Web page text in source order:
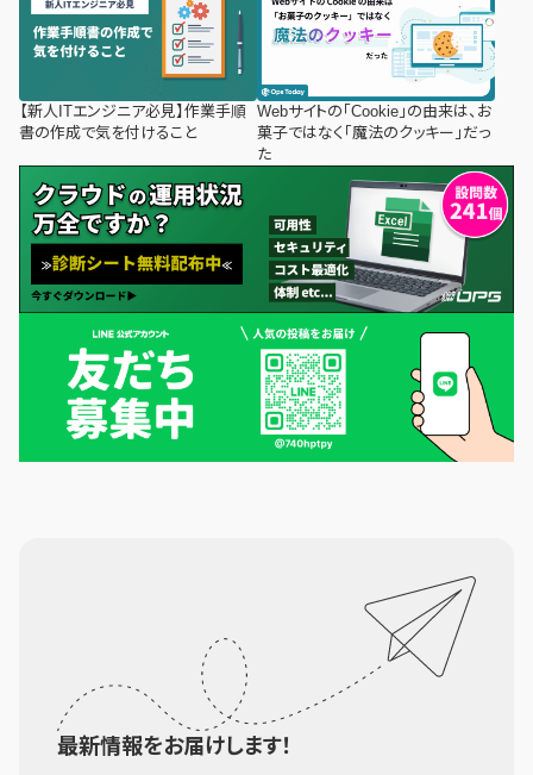
【新人ITエンジニア必見】作業手順
書の作成で気を付けること
Webサイトの「Cookie」の由来は、お
菓子ではなく「魔法のクッキー」だっ
た
最新情報をお届けします！